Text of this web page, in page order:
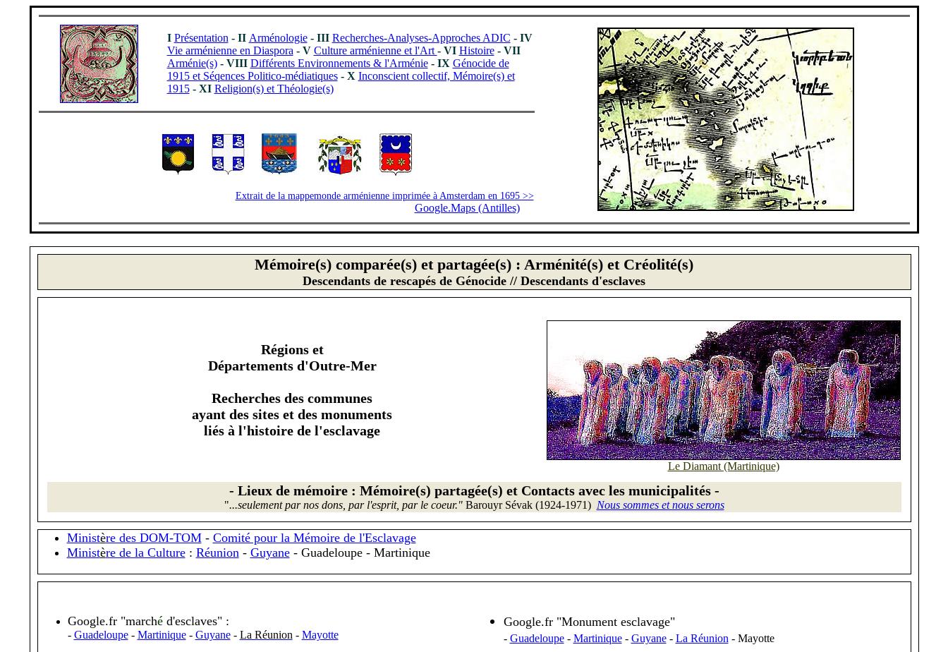
I Présentation - II Arménologie - III Recherches-Analyses-Approches ADIC - IV
Vie arménienne en Diaspora - V Culture arménienne et l'Art - VI Histoire- VII
Arménie(s)- VIII Différents Environnements & l'Arménie - IX Génocide de
1915 et Séqences Politico-médiatiques - X Inconscient collectif, Mémoire(s) et
1915 - XI Religion(s) et Théologie(s)
__ __
Extrait de la mappemonde arménienne imprimée à Amsterdam en 1695 >>
Google.Maps (Antilles)
Mémoire(s) comparée(s) et partagée(s) : Arménité(s) et Créolité(s)
Descendants de rescapés de Génocide // Descendants d'esclaves
Régions et
Départements d'Outre-Mer
Recherches des communes
ayant des sites et des monuments
liés à l'histoire de l'esclavage
Le Diamant (Martinique)
- Lieux de mémoire : Mémoire(s) partagée(s) et Contacts avec les municipalités -
"...seulement par nos dons, par l'esprit, par le coeur." Barouyr Sévak (1924-1971)_ Nous sommes et nous serons
Ministère des DOM-TOM- Comité pour la Mémoire de l'Esclavage
Ministère de la Culture: Réunion- Guyane- Guadeloupe - Martinique
Google.fr "marchéd'esclaves" :
- Guadeloupe- Martinique- Guyane- La Réunion - Mayotte
Google.fr "Monument esclavage"
- Guadeloupe- Martinique- Guyane- La Réunion - Mayotte